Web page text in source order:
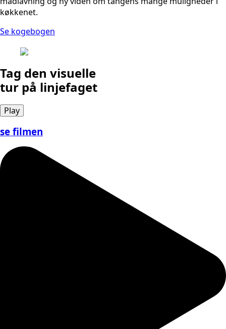
køkkenet.
Se kogebogen
Tag den visuelle
tur på linjefaget
Play
se filmen